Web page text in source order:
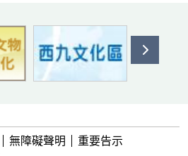
下一個
無障礙聲明
重要告示